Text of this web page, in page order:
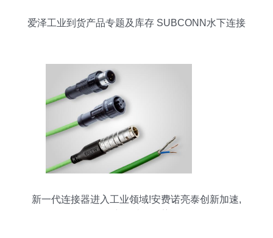
爱泽工业到货产品专题及库存 SUBCONN水下连接
新一代连接器进入工业领域!安费诺亮泰创新加速,